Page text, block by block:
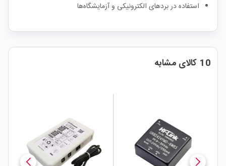
استفاده در بردهای الکترونیکی و آزمایشگاه‌ها
10 کالای مشابه